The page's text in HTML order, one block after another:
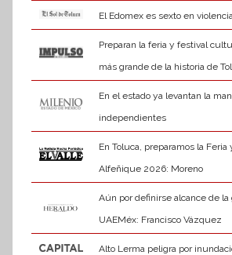
El Edomex es sexto en
Preparan la feria y festival
más grande de la historia de
En el estado ya levantan la
independientes
En Toluca, preparamos la
Alfeñique 2026: Moreno
Aún por definirse alcance de la
UAEMéx: Francisco Vázquez
Alto Lerma peligra por